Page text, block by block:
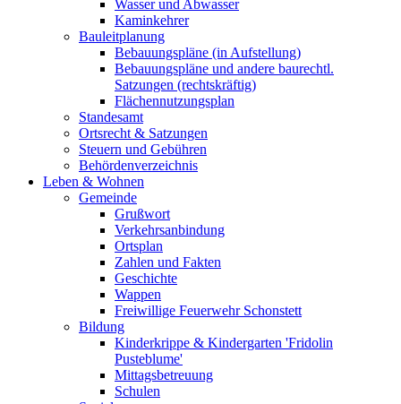
Wasser und Abwasser
Kaminkehrer
Bauleitplanung
Bebauungspläne (in Aufstellung)
Bebauungspläne und andere baurechtl.
Satzungen (rechtskräftig)
Flächennutzungsplan
Standesamt
Ortsrecht & Satzungen
Steuern und Gebühren
Behördenverzeichnis
Leben & Wohnen
Gemeinde
Grußwort
Verkehrsanbindung
Ortsplan
Zahlen und Fakten
Geschichte
Wappen
Freiwillige Feuerwehr Schonstett
Bildung
Kinderkrippe & Kindergarten 'Fridolin
Pusteblume'
Mittagsbetreuung
Schulen